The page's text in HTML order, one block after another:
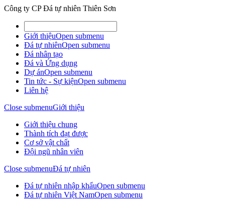
Công ty CP Đá tự nhiên Thiên Sơn
Giới thiệuOpen submenu
Đá tự nhiênOpen submenu
Đá nhân tạo
Đá và Ứng dụng
Dự ánOpen submenu
Tin tức - Sự kiệnOpen submenu
Liên hệ
Close submenuGiới thiệu
Giới thiệu chung
Thành tích đạt được
Cơ sở vật chất
Đội ngũ nhân viên
Close submenuĐá tự nhiên
Đá tự nhiên nhập khẩuOpen submenu
Đá tự nhiên Việt NamOpen submenu